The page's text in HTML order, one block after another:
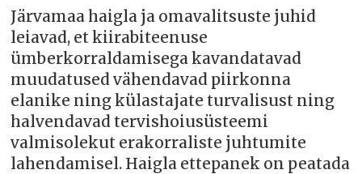
Järvamaa haigla ja omavalitsuste juhid
leiavad, et kiirabiteenuse
ümberkorraldamisega kavandatavad
muudatused vähendavad piirkonna
elanike ning külastajate turvalisust ning
halvendavad tervishoiusüsteemi
valmisolekut erakorraliste juhtumite
lahendamisel. Haigla ettepanek on peatada